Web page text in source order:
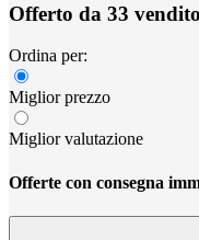
Offerto da 33
Ordina per:
Miglior prezzo
Miglior valutazione
Offerte con consegna